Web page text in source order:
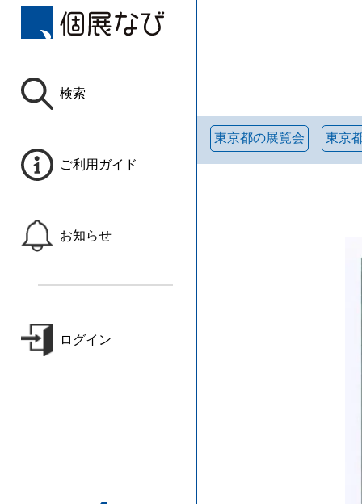
検索
ご利用ガイド
お知らせ
ログイン
東京都の展覧会 東京